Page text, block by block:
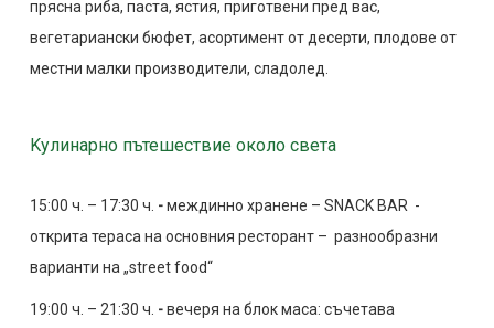
прясна риба, паста, ястия, приготвени пред вас,
вегетариански бюфет, асортимент от десерти, плодове от
местни малки производители, сладолед.
Kулинарно пътешествие около света
15:00 ч. – 17:30 ч. -междинно хранене – SNACK BAR -
открита тераса на основния ресторант – разнообразни
варианти на „street food“
19:00 ч. – 21:30 ч. -вечеря на блок маса: съчетава